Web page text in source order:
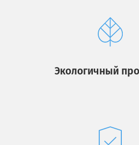
Экологичный